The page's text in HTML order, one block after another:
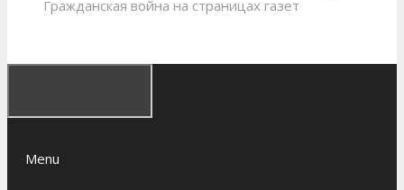
Гражданская война на страницах газет
Menu